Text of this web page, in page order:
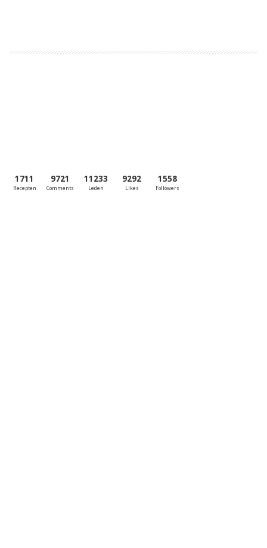
1711
Recepten
9721
Comments
11233
Leden
9292
Likes
1558
Followers